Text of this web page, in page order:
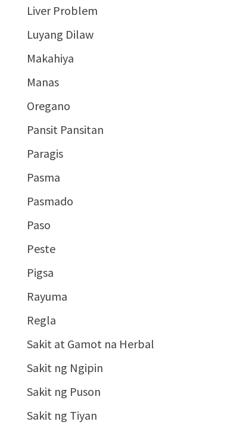
Liver Problem
Luyang Dilaw
Makahiya
Manas
Oregano
Pansit Pansitan
Paragis
Pasma
Pasmado
Paso
Peste
Pigsa
Rayuma
Regla
Sakit at Gamot na Herbal
Sakit ng Ngipin
Sakit ng Puson
Sakit ng Tiyan